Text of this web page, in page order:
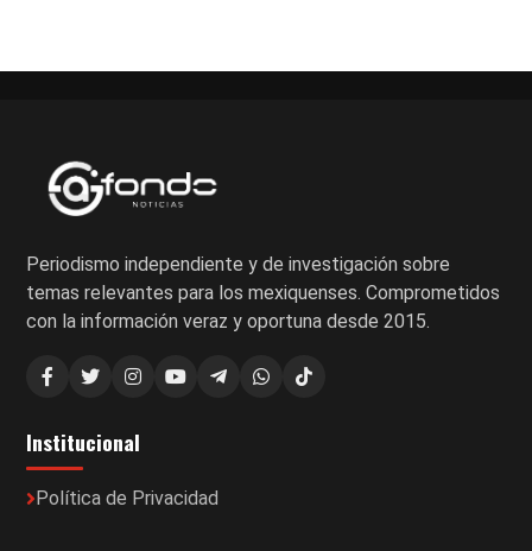
Periodismo independiente y de investigación sobre
temas relevantes para los mexiquenses. Comprometidos
con la información veraz y oportuna desde 2015.
Institucional
Política de Privacidad